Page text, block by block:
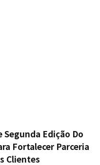
Edição Do
Fortalecer Parceria
Clientes